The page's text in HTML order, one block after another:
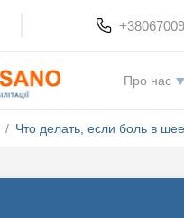
Про нас
/ Что делать, если боль в